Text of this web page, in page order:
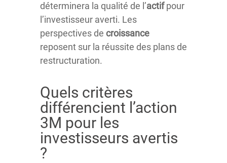
déterminera la qualité de l’actifpour
l’investisseur averti. Les
perspectives de croissance
reposent sur la réussite des plans de
restructuration.
Quels critères
différencient l’action
3M pour les
investisseurs avertis
?